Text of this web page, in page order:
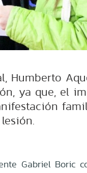
Humberto
ya que, el
Gabriel Boric